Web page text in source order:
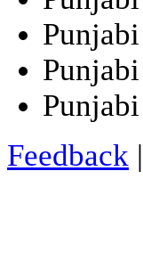
Feedback